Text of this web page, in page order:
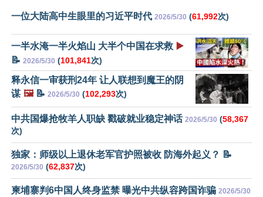
一位大陆高中生眼里的习近平时代 2026/5/30 (61,992次)
一半水淹一半火焰山 大半个中国在求救 ▶️
📝 2026/5/30 (101,841次)
释永信一审获刑24年 让人联想到魔王的阴
谋 🖼️📝 2026/5/30 (102,293次)
中共国爆抢牧羊人职缺 戳破就业稳定神话 2026/5/30 (58,367
次)
独家：师级以上退休老军官护照被收 防海外起义？ 📝
2026/5/30 (62,837次)
柬埔寨判6中国人终身监禁 曝光中共纵容跨国诈骗 2026/5/30